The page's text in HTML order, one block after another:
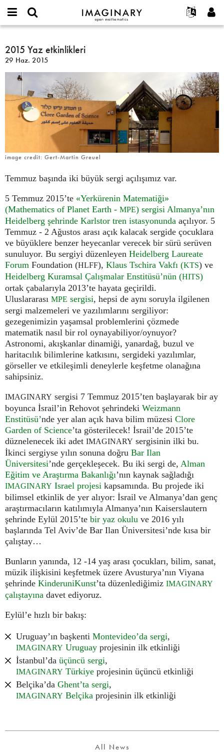
IMAGINARY
open
Español
Türkçe
Filmler
Metinler
Sergiler
Devamı...
or
username
*
Parola
Yeni hesap oluştur
Yeni parola iste
Ara
2015
Yaz
etkinlikleri
2015 Yaz etkinlikleri
29 Haz. 2015
image credit: Gert-Martin Greuel
Temmuz başında iki büyük sergi açılışımız var.
5 Temmuz 2015’te «Yerkürenin Matematiği»
(Mathematics of Planet Earth - MPE) sergisi Almanya’nın
Heidelberg şehrinde Karlstor tren istasyonunda açılıyor. 5
Temmuz - 2 Ağustos arası açık kalacak sergide çocuklara
ve büyüklere benzer heyecanlar verecek bir sürü serüven
sunuluyor. Bu sergiyi düzenleyen Heidelberg Laureate
Forum Foundation (HLFF), Klaus Tschira Vakfı (KTS) ve
Heidelberg Kuramsal Çalışmalar Enstitüsü’nün (HITS)
ortak çabalarıyla 2013’te hayata geçirildi.
Uluslararası MPE sergisi, hepsi de aynı soruyla ilgilenen
sergi malzemeleri ve yazılımlarını sergiliyor:
gezegenimizin yaşamsal problemlerini çözmede
matematik nasıl bir rol oynayabiliyor/oynuyor?
Astronomi, akışkanlar dinamiği, yanardağ, buzul ve
haritacılık bilimlerine katkısını, sergideki yazılımlar,
görseller ve etkileşimli deneylerle keşfetme olanağına
sahipsiniz.
IMAGINARY sergisi 7 Temmuz 2015’ten başlayarak bir ay
boyunca İsrail’in Rehovot şehrindeki Weizmann
Enstitüsü’nde yer alan açık hava bilim müzesi Clore
Garden of Science’ta gösterilecek! İsrail’de 2015’te
düznelenecek iki adet IMAGINARY sergisinin ilki bu.
İkinci sergiyse yılın sonuna doğru Bar Ilan
Üniversitesi’nde gerçekleşecek. Bu iki sergi de, Alman
Eğitim ve Araştırma Bakanlığı’nın kaynak sağladığı
IMAGINARY Israel projesi kapsamında. Bu projede iki
bilimsel etkinlik de yer alıyor: İsrail ve Almanya’dan genç
araştırmacıların katılımıyla Almanya’nın Kaiserslautern
şehrinde Eylül 2015’te bir yaz okulu ve 2016 yılı
başlarında Tel Aviv’de Bar Ilan Üniversitesi’nde kısa bir
çalıştay…
Bunların yanında, 12 -14 yaş arası çocukları, bilim, sanat,
müzik ilişkisini keşfetmek üzere Avusturya’nın Viyana
şehrinde KinderuniKunst’ta düzenlediğimiz IMAGINARY
çalıştayına davet ediyoruz.
Eylül’e hızlı bir bakış:
Uruguay’ın başkenti Montevideo’da sergi,
IMAGINARY Uruguay projesinin ilk etkinliği
İstanbul’da üçüncü sergi,
IMAGINARY Türkiye projesinin üçüncü etkinliği
Belçika’da Ghent’ta sergi,
IMAGINARY Belçika projesinin ilk etkinliği
All News